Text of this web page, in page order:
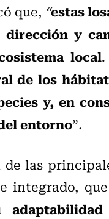
que, “estas
y
local
de los
y, en
entorno”.
las
integrado,